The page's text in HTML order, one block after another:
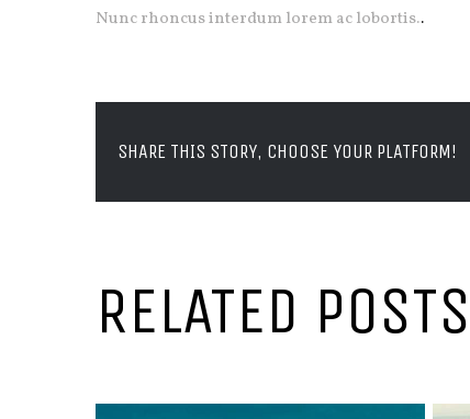
Nunc rhoncus interdum lorem ac lobortis..
SHARE THIS STORY, CHOOSE YOUR PLATFORM!
RELATED POSTS